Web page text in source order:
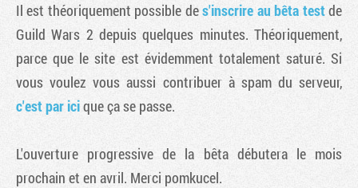
Il est théoriquement possible des'inscrire au bêta testde
Guild Wars 2 depuis quelques minutes. Théoriquement,
parce que le site est évidemment totalement saturé. Si
vous voulez vous aussi contribuer à spam du serveur,
c'est par icique ça se passe.
L'ouverture progressive de la bêta débutera le mois
prochain et en avril. Merci pomkucel.
Tribune